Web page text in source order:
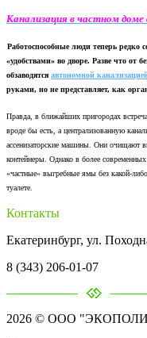
Канализация в частном доме
Работоспособные люди теперь редко
«удобствами» во дворе. Разве что от
обзаводятся автономной
руками, но не представляет, как
Правда, в ближайших пригородах
вроде бы есть, а централизованную
ассенизаторские машины. Они очищают
контейнеры. Однако в более
«частные» выгребные ямы без какой-
туалете.
Контакты
Екатеринбург, ул.
8 (343) 206-01-07
2026 © ООО